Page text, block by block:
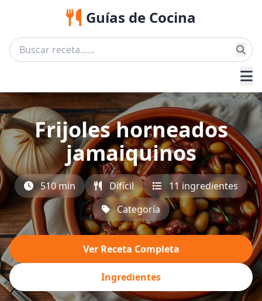
Guías de Cocina
Frijoles horneados
jamaiquinos
510 min Difícil
11 ingredientes
Categoría
Ver Receta Completa
Ingredientes